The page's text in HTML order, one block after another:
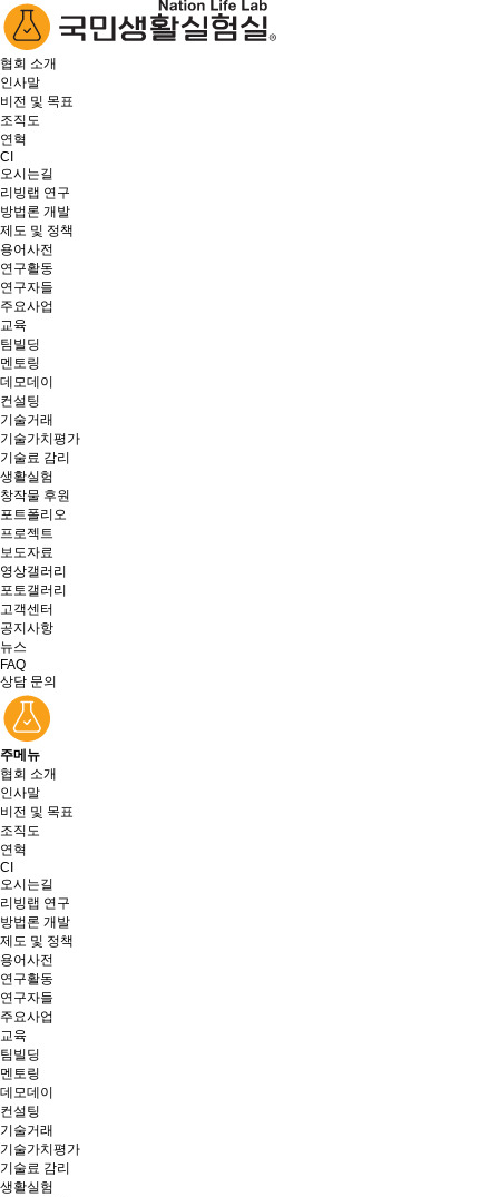
협회 소개
인사말
비전 및 목표
조직도
연혁
CI
오시는길
리빙랩 연구
방법론 개발
제도 및 정책
용어사전
연구활동
연구자들
주요사업
교육
팀빌딩
멘토링
데모데이
컨설팅
기술거래
기술가치평가
기술료 감리
생활실험
창작물 후원
포트폴리오
프로젝트
보도자료
영상갤러리
포토갤러리
고객센터
공지사항
뉴스
FAQ
상담 문의
주메뉴
협회 소개
인사말
비전 및 목표
조직도
연혁
CI
오시는길
리빙랩 연구
방법론 개발
제도 및 정책
용어사전
연구활동
연구자들
주요사업
교육
팀빌딩
멘토링
데모데이
컨설팅
기술거래
기술가치평가
기술료 감리
생활실험